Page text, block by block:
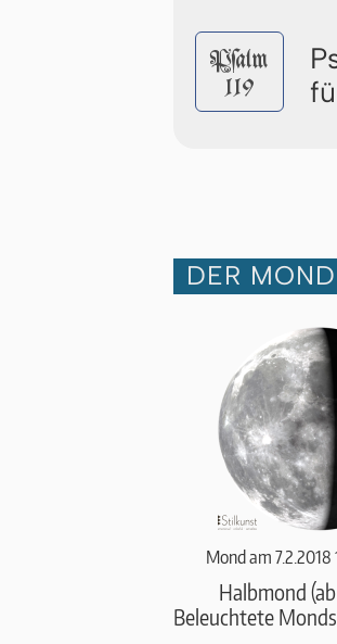
Pſalm
119
DER
Mond am 7.2.2018
Halbmond
Beleuchtete